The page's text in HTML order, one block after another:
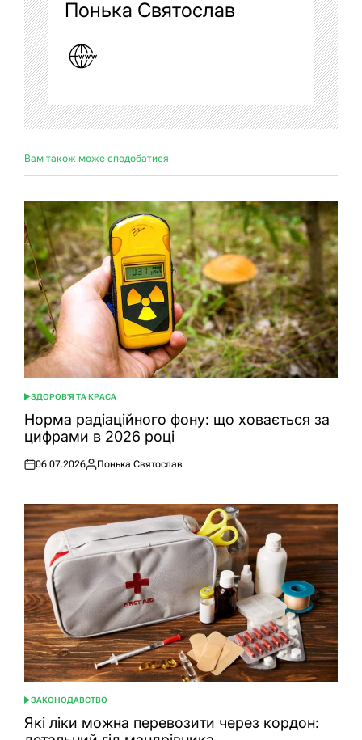
Понька Святослав
Вам також може сподобатися
ОПУБЛІКУВАТИ
У
ЗДОРОВ'Я ТА КРАСА
Норма радіаційного фону: що ховається за
цифрами в 2026 році
Оприлюднено
06.07.2026
Опубліковано
Понька Святослав
ОПУБЛІКУВАТИ
У
ЗАКОНОДАВСТВО
Які ліки можна перевозити через кордон: